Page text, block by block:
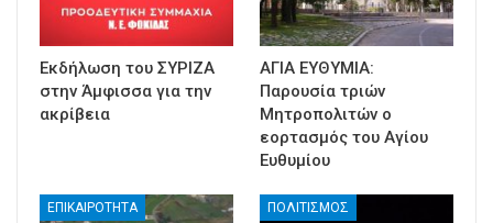
Εκδήλωση του ΣΥΡΙΖΑ
στην Άμφισσα για την
ακρίβεια
ΑΓΙΑ ΕΥΘΥΜΙΑ:
Παρουσία τριών
Μητροπολιτών ο
εορτασμός του Αγίου
Ευθυμίου
ΕΠΙΚΑΙΡΟΤΗΤΑ ΠΟΛΙΤΙΣΜΟΣ